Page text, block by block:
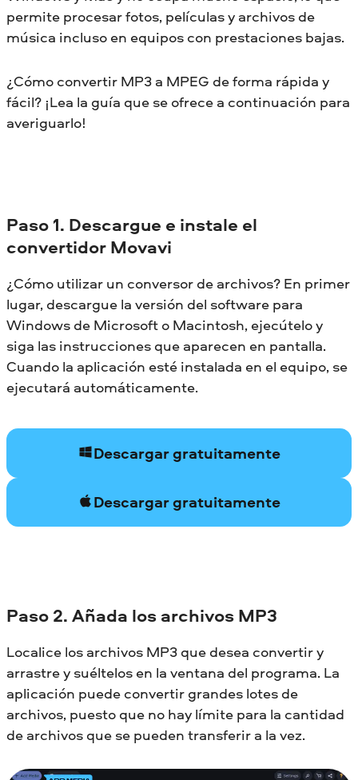
permite procesar fotos, películas y archivos de
música incluso en equipos con prestaciones bajas.
¿Cómo convertir MP3 a MPEG de forma rápida y
fácil? ¡Lea la guía que se ofrece a continuación para
averiguarlo!
Paso 1. Descargue e instale el
convertidor Movavi
¿Cómo utilizar un conversor de archivos? En primer
lugar, descargue la versión del software para
Windows de Microsoft o Macintosh, ejecútelo y
siga las instrucciones que aparecen en pantalla.
Cuando la aplicación esté instalada en el equipo, se
ejecutará automáticamente.
Descargar gratuitamente
Descargar gratuitamente
Paso 2. Añada los archivos MP3
Localice los archivos MP3 que desea convertir y
arrastre y suéltelos en la ventana del programa. La
aplicación puede convertir grandes lotes de
archivos, puesto que no hay límite para la cantidad
de archivos que se pueden transferir a la vez.